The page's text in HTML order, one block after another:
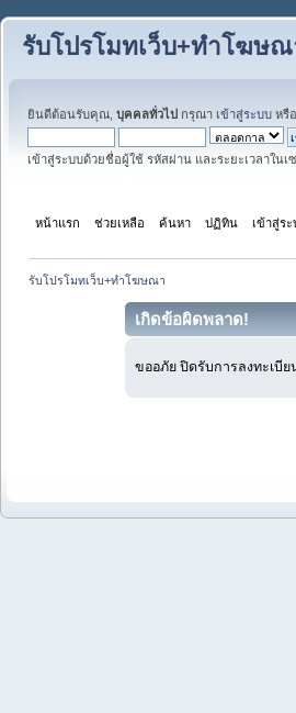
รับโปรโมทเว็บ+ทำโฆษณ
ยินดีต้อนรับคุณ, บุคคลทั่วไป กรุณา เข้าสู่ระบบ หรือ
เข้าสู่ระบบด้วยชื่อผู้ใช้ รหัสผ่าน และระยะเวลาในเ
หน้าแรก ช่วยเหลือ ค้นหา ปฏิทิน เข้าสู่ร
รับโปรโมทเว็บ+ทำโฆษณา
เกิดข้อผิดพลาด!
ขออภัย ปิดรับการลงทะเบีย